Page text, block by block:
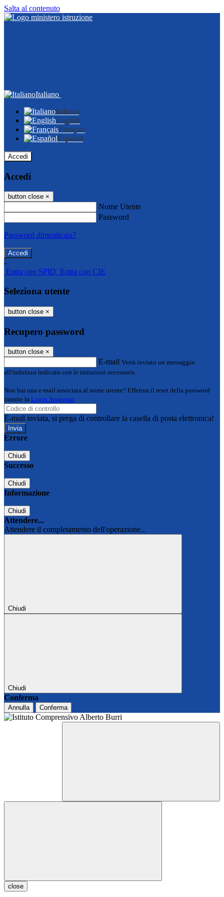
Salta al contenuto
Italiano
Italiano
English
Français
Español
Accedi
Accedi
button close ×
Nome Utente
Password
Password dimenticata?
-
Entra con SPID Entra con CIE
Seleziona utente
button close ×
Recupero password
button close ×
E-mail Verrà inviato un messaggio
all'indirizzo indicato con le istruzioni necessarie.
Non hai una e-mail associata al nome utente? Effettua il reset della password
tramite la Login Spaggiari
E-mail inviata, si prega di controllare la casella di posta elettronica!
Errore
Chiudi
Successo
Chiudi
Informazione
Chiudi
Attendere...
Attendere il completamento dell'operazione...
Chiudi
Chiudi
Conferma
Annulla Conferma
close